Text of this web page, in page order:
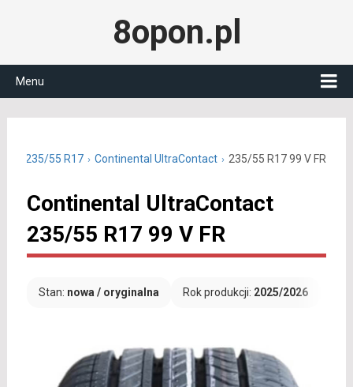
8opon.pl
Menu
235/55 R17 Continental UltraContact 235/55 R17 99 V FR
Continental UltraContact
235/55 R17 99 V FR
Stan: nowa / oryginalna Rok produkcji: 2025/2026